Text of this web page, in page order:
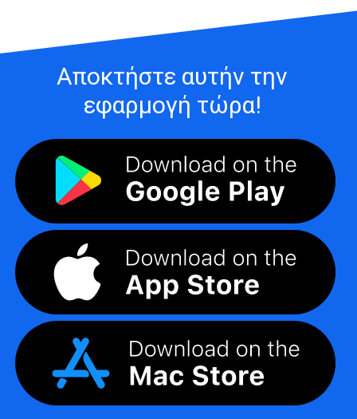
Αποκτήστε αυτήν την
εφαρμογή τώρα!